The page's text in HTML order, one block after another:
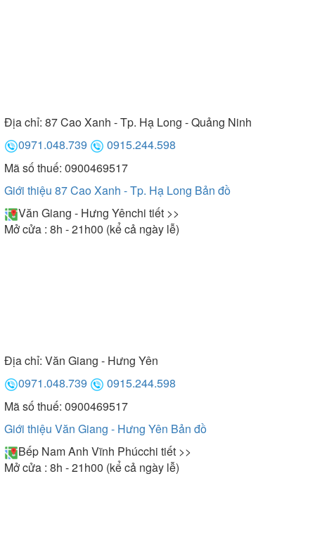
Địa chỉ: 87 Cao Xanh - Tp. Hạ Long - Quảng Ninh
0971.048.739
0915.244.598
Mã số thuế: 0900469517
Giới thiệu 87 Cao Xanh - Tp. Hạ Long Bản đồ
Văn Giang - Hưng Yênchi tiết >>
Mở cửa : 8h - 21h00 (kể cả ngày lễ)
Địa chỉ: Văn Giang - Hưng Yên
0971.048.739
0915.244.598
Mã số thuế: 0900469517
Giới thiệu Văn Giang - Hưng Yên Bản đồ
Bếp Nam Anh Vĩnh Phúcchi tiết >>
Mở cửa : 8h - 21h00 (kể cả ngày lễ)